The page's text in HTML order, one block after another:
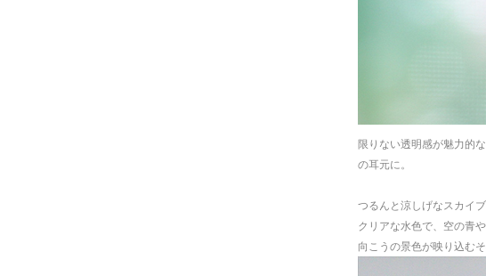
限りない透明感が魅力的
の耳元に。
つるんと涼しげなスカイ
クリアな水色で、空の青
向こうの景色が映り込む